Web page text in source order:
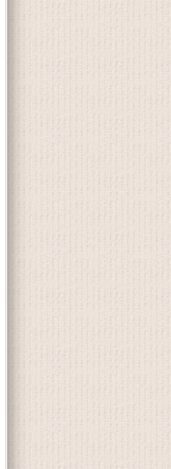
，並希望再次複習者